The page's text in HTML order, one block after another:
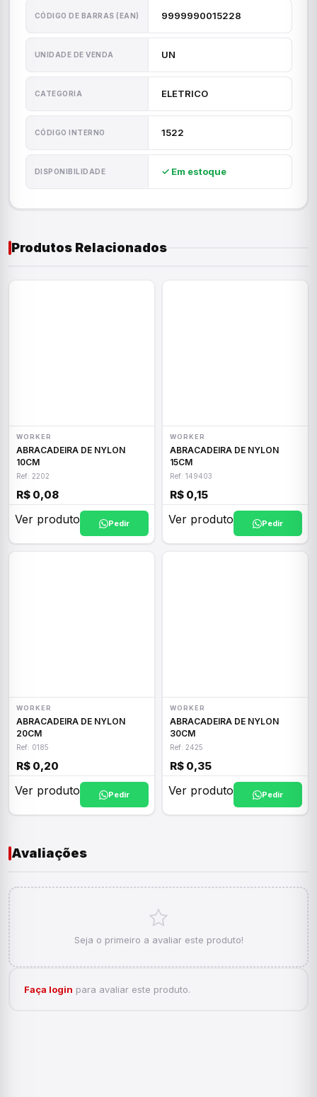
CÓDIGO DE BARRAS (EAN) 9999990015228
UNIDADE DE VENDA UN
CATEGORIA ELETRICO
CÓDIGO INTERNO 1522
DISPONIBILIDADE ✓ Em estoque
Produtos Relacionados
WORKER
ABRACADEIRA DE NYLON
10CM
Ref: 2202
R$ 0,08
Ver produto Pedir
WORKER
ABRACADEIRA DE NYLON
15CM
Ref: 149403
R$ 0,15
Ver produto Pedir
WORKER
ABRACADEIRA DE NYLON
20CM
Ref: 0185
R$ 0,20
Ver produto Pedir
WORKER
ABRACADEIRA DE NYLON
30CM
Ref: 2425
R$ 0,35
Ver produto Pedir
Avaliações
Seja o primeiro a avaliar este produto!
Faça login para avaliar este produto.